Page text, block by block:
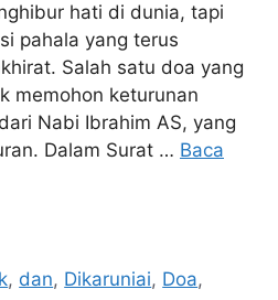
hati di dunia, tapi
pahala yang terus
Salah satu doa yang
memohon keturunan
Nabi Ibrahim AS, yang
Dalam Surat … Baca
, dan, Dikaruniai, Doa,